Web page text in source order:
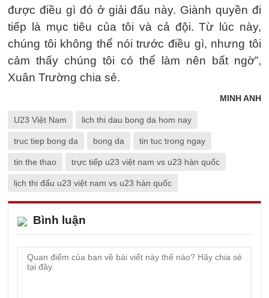
được điều gì đó ở giải đấu này. Giành quyền đi
tiếp là mục tiêu của tôi và cả đội. Từ lúc này,
chúng tôi không thể nói trước điều gì, nhưng tôi
cảm thấy chúng tôi có thể làm nên bất ngờ”,
Xuân Trường chia sẻ.
MINH ANH
U23 Việt Nam lich thi dau bong da hom nay
truc tiep bong da bong da tin tuc trong ngay
tin the thao trực tiếp u23 việt nam vs u23 hàn quốc
lịch thi đấu u23 việt nam vs u23 hàn quốc
Bình luận